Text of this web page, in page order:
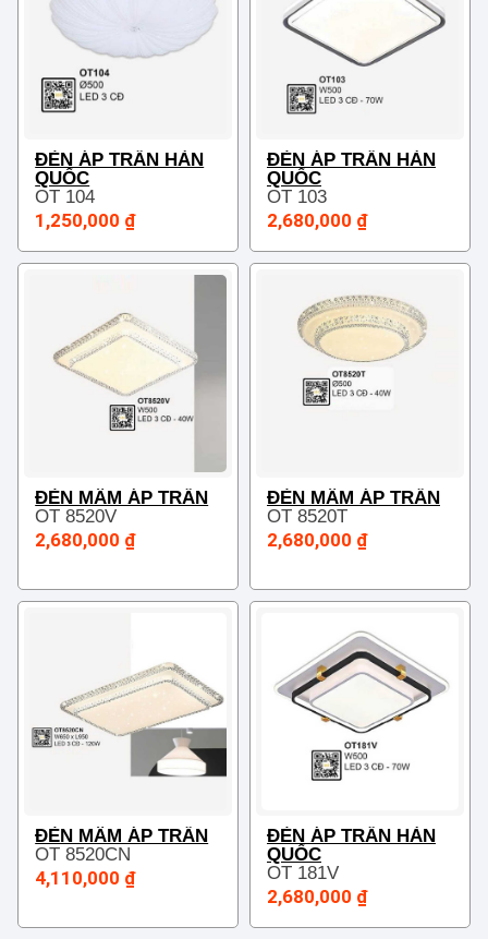
ĐÈN ÁP TRẦN HÀN
QUỐC
OT 104
1,250,000 ₫
ĐÈN ÁP TRẦN HÀN
QUỐC
OT 103
2,680,000 ₫
ĐÈN MÂM ÁP TRẦN
OT 8520V
2,680,000 ₫
ĐÈN MÂM ÁP TRẦN
OT 8520T
2,680,000 ₫
ĐÈN MÂM ÁP TRẦN
OT 8520CN
4,110,000 ₫
ĐÈN ÁP TRẦN HÀN
QUỐC
OT 181V
2,680,000 ₫